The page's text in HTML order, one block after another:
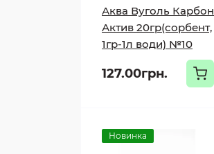
Аква Вуголь Карбон
Актив 20гр(сорбент,
1гр-1л води) №10
127.00грн.
Новинка